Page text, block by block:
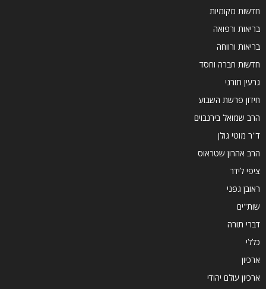
חדשות מקומיות
בריאות ורפואה
בריאות ורווחה
חדשות חברה וחסד
גרעין תורני
חידון פרשת השבוע
הרב שמואל בירנבוים
ד''ר מוטי גולן
הרב אהרון שטראוס
ציפי לידר
ראובן גפני
שות"ים
דברי תורה
כללי
ארכיון
ארכיון עולם יהודי